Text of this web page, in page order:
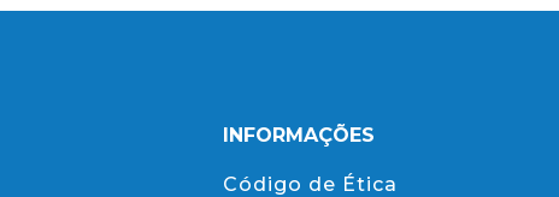
INFORMAÇÕES
Código de Ética